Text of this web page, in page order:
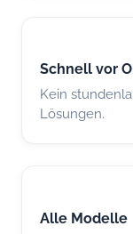
Schnell vor
Kein
Lösungen.
Alle Modelle